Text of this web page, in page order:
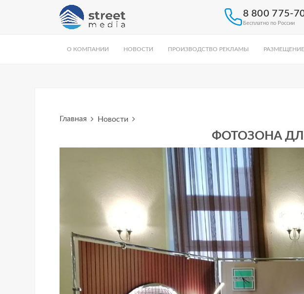
8 800 775-
Бесплатно по России
О КОМПАНИИ НОВОСТИ ПРОИЗВОДСТВО РЕКЛАМЫ
Главная Новости
ФОТОЗОНА